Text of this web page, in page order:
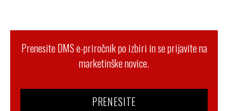
Prenesite DMS e-priročnik po izbiri in se prijavite na
marketinške novice.
PRENESITE